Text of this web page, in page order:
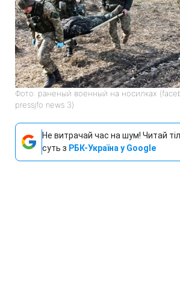
Фото: раненый военный на носилках
pressjfo news 3)
Не витрачай час на шум! Читай
суть з РБК-Україна у Google